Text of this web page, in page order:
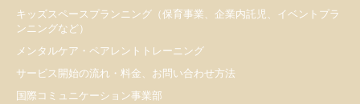
キッズスペースプランニング（保育事業、企業内託児、イベントプラ
ンニングなど）
メンタルケア・ペアレントトレーニング
サービス開始の流れ・料金、お問い合わせ方法
国際コミュニケーション事業部